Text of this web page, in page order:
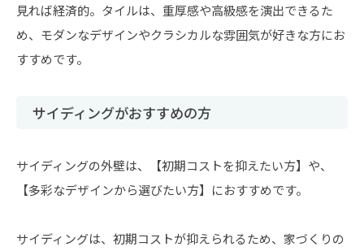
見れば経済的。タイルは、重厚感や高級感を演出できるた
め、モダンなデザインやクラシカルな雰囲気が好きな方にお
すすめです。
サイディングがおすすめの方
サイディングの外壁は、【初期コストを抑えたい方】や、
【多彩なデザインから選びたい方】におすすめです。
サイディングは、初期コストが抑えられるため、家づくりの